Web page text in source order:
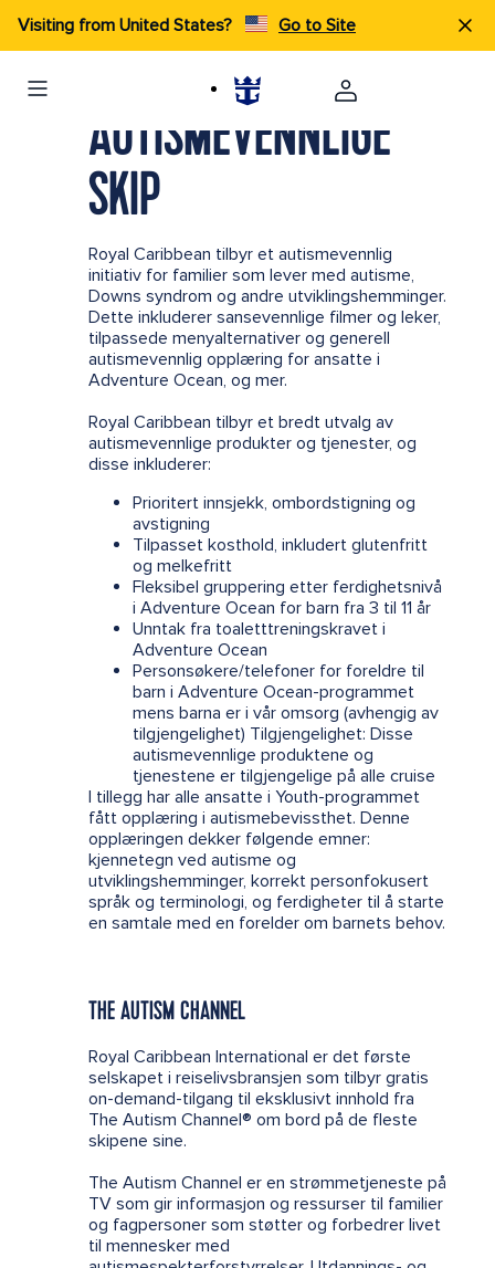
Visiting from United States? Go to Site
AUTISMEVENNLIGE
SKIP
Royal Caribbean tilbyr et autismevennlig
initiativ for familier som lever med autisme,
Downs syndrom og andre utviklingshemminger.
Dette inkluderer sansevennlige filmer og leker,
tilpassede menyalternativer og generell
autismevennlig opplæring for ansatte i
Adventure Ocean, og mer.
Royal Caribbean tilbyr et bredt utvalg av
autismevennlige produkter og tjenester, og
disse inkluderer:
Prioritert innsjekk, ombordstigning og
avstigning
Tilpasset kosthold, inkludert glutenfritt
og melkefritt
Fleksibel gruppering etter ferdighetsnivå
i Adventure Ocean for barn fra 3 til 11 år
Unntak fra toaletttreningskravet i
Adventure Ocean
Personsøkere/telefoner for foreldre til
barn i Adventure Ocean-programmet
mens barna er i vår omsorg (avhengig av
tilgjengelighet) Tilgjengelighet: Disse
autismevennlige produktene og
tjenestene er tilgjengelige på alle cruise
I tillegg har alle ansatte i Youth-programmet
fått opplæring i autismebevissthet. Denne
opplæringen dekker følgende emner:
kjennetegn ved autisme og
utviklingshemminger, korrekt personfokusert
språk og terminologi, og ferdigheter til å starte
en samtale med en forelder om barnets behov.
THE AUTISM CHANNEL
Royal Caribbean International er det første
selskapet i reiselivsbransjen som tilbyr gratis
on-demand-tilgang til eksklusivt innhold fra
The Autism Channel® om bord på de fleste
skipene sine.
The Autism Channel er en strømmetjeneste på
TV som gir informasjon og ressurser til familier
og fagpersoner som støtter og forbedrer livet
til mennesker med